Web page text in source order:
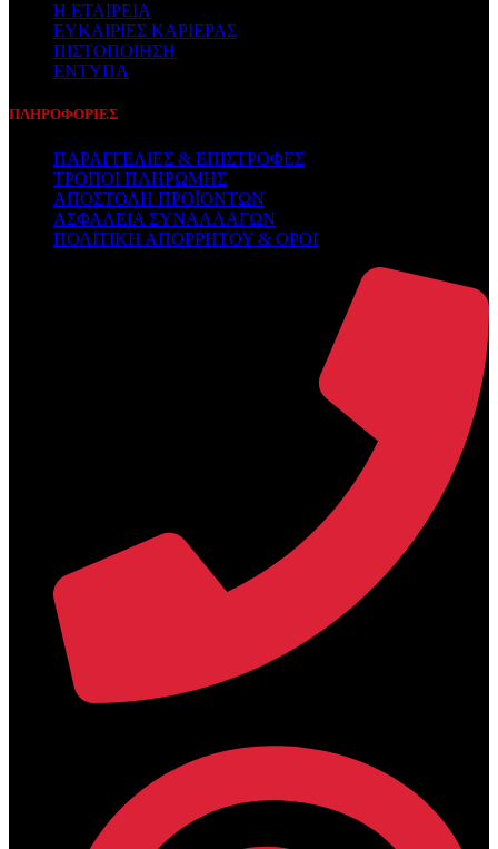
Η ΕΤΑΙΡΕΙΑ
ΕΥΚΑΙΡΙΕΣ ΚΑΡΙΕΡΑΣ
ΠΙΣΤΟΠΟΙΗΣΗ
ΕΝΤΥΠΑ
ΠΛΗΡΟΦΟΡΙΕΣ
ΠΑΡΑΓΓΕΛΙΕΣ & ΕΠΙΣΤΡΟΦΕΣ
ΤΡΟΠΟΙ ΠΛΗΡΩΜΗΣ
ΑΠΟΣΤΟΛΗ ΠΡΟΪΟΝΤΩΝ
ΑΣΦΑΛΕΙΑ ΣΥΝΑΛΛΑΓΩΝ
ΠΟΛΙΤΙΚΗ ΑΠΟΡΡΗΤΟΥ & ΟΡΟΙ